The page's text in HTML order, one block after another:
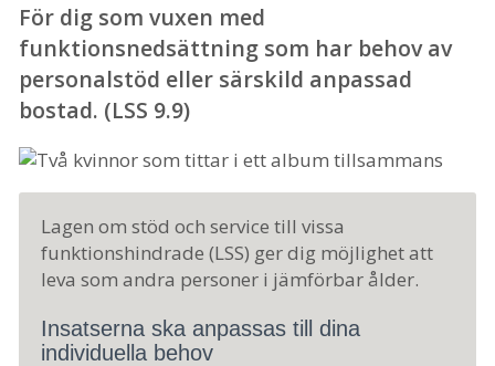
För dig som vuxen med
funktionsnedsättning som har behov av
personalstöd eller särskild anpassad
bostad. (LSS 9.9)
Lagen om stöd och service till vissa
funktionshindrade (LSS) ger dig möjlighet att
leva som andra personer i jämförbar ålder.
Insatserna ska anpassas till dina
individuella behov